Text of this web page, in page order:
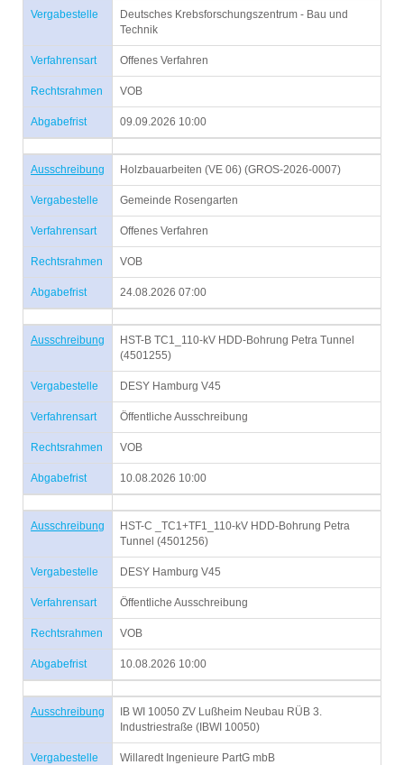
Vergabestelle
Deutsches Krebsforschungszentrum - Bau und
Technik
Verfahrensart Offenes Verfahren
Rechtsrahmen VOB
Abgabefrist 09.09.2026 10:00
Ausschreibung Holzbauarbeiten (VE 06) (GROS-2026-0007)
Vergabestelle Gemeinde Rosengarten
Verfahrensart Offenes Verfahren
Rechtsrahmen VOB
Abgabefrist 24.08.2026 07:00
Ausschreibung
HST-B TC1_110-kV HDD-Bohrung Petra Tunnel
(4501255)
Vergabestelle DESY Hamburg V45
Verfahrensart Öffentliche Ausschreibung
Rechtsrahmen VOB
Abgabefrist 10.08.2026 10:00
Ausschreibung
HST-C _TC1+TF1_110-kV HDD-Bohrung Petra
Tunnel (4501256)
Vergabestelle DESY Hamburg V45
Verfahrensart Öffentliche Ausschreibung
Rechtsrahmen VOB
Abgabefrist 10.08.2026 10:00
Ausschreibung
IB WI 10050 ZV Lußheim Neubau RÜB 3.
Industriestraße (IBWI 10050)
Vergabestelle Willaredt Ingenieure PartG mbB